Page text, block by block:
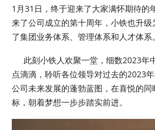
1月31日，终于迎来了大家满怀期待的
来了公司成立的第十周年，小铁也升
了集团业务体系、管理体系和人才体系。
此刻小铁人欢聚一堂，细数2023年
点滴滴，聆听各位领导对过去的2023
公司未来发展的蓬勃蓝图，在喜悦的同
标，朝着梦想一步步踏实前进。